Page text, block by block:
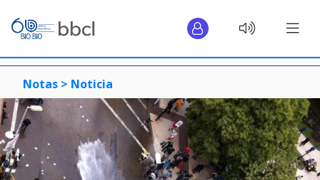
Notas > Noticia